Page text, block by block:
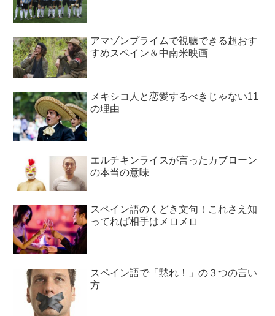
アマゾンプライムで視聴できる超おす
すめスペイン＆中南米映画
メキシコ人と恋愛するべきじゃない11
の理由
エルチキンライスが言ったカブローン
の本当の意味
スペイン語のくどき文句！これさえ知
ってれば相手はメロメロ
スペイン語で「黙れ！」の３つの言い
方